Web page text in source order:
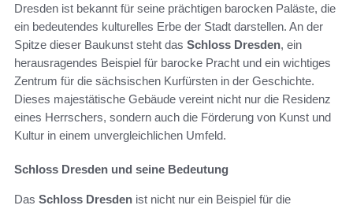
Dresden ist bekannt für seine prächtigen barocken Paläste, die
ein bedeutendes kulturelles Erbe der Stadt darstellen. An der
Spitze dieser Baukunst steht das Schloss Dresden, ein
herausragendes Beispiel für barocke Pracht und ein wichtiges
Zentrum für die sächsischen Kurfürsten in der Geschichte.
Dieses majestätische Gebäude vereint nicht nur die Residenz
eines Herrschers, sondern auch die Förderung von Kunst und
Kultur in einem unvergleichlichen Umfeld.
Schloss Dresden und seine Bedeutung
Das Schloss Dresden ist nicht nur ein Beispiel für die